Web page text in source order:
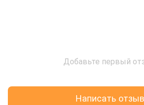
Добавьте первый
Написать отзыв